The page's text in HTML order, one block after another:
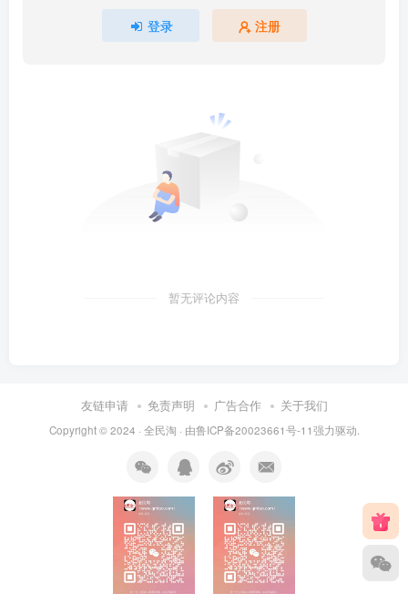
登录 注册
暂无评论内容
友链申请 免责声明 广告合作 关于我们
Copyright © 2024 · 全民淘 · 由鲁ICP备20023661号-11强力驱动.